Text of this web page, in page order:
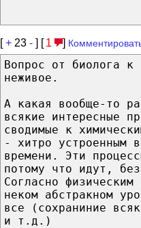
[+ 23 - ] [ 1 ]
Вопрос от биолога к
неживое.
А какая вообще-то
всякие интересные
сводимые к
- хитро устроенным
времени. Эти
потому что идут,
Согласно
неком абстракном
все (сохраниние
и т.д.)